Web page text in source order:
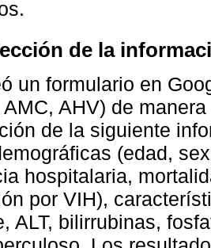
de la
un formulario en
AMC, AHV) de
de la siguiente
(edad,
hospitalaria,
por VIH),
ALT, bilirrubinas,